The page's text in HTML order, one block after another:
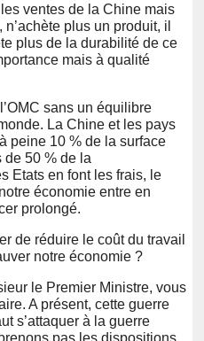
ventes de la Chine mais
plus un produit, il
plus de la durabilité de ce
mais à qualité
sans un équilibre
La Chine et les pays
peine 10 % de la surface
de 50 % de la
Etats en font les frais, le
économie entre en
prolongé.
de réduire le coût du travail
notre économie ?
le Premier Ministre, vous
A présent, cette guerre
s’attaquer à la guerre
pas les dispositions